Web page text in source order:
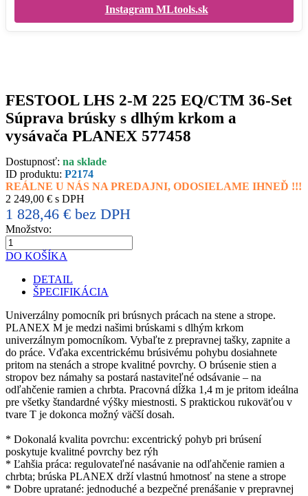
Instagram MLtools.sk
FESTOOL LHS 2-M 225 EQ/CTM 36-Set
Súprava brúsky s dlhým krkom a
vysávača PLANEX 577458
Dostupnosť: na sklade
ID produktu: P2174
REÁLNE U NÁS NA PREDAJNI, ODOSIELAME IHNEĎ !!!
2 249,00 € s DPH
1 828,46 € bez DPH
Množstvo:
DO KOŠÍKA
DETAIL
ŠPECIFIKÁCIA
Univerzálny pomocník pri brúsnych prácach na stene a strope.
PLANEX M je medzi našimi brúskami s dlhým krkom
univerzálnym pomocníkom. Vybaľte z prepravnej tašky, zapnite a
do práce. Vďaka excentrickému brúsivému pohybu dosiahnete
pritom na stenách a strope kvalitné povrchy. O brúsenie stien a
stropov bez námahy sa postará nastaviteľné odsávanie – na
odľahčenie ramien a chrbta. Pracovná dĺžka 1,4 m je pritom ideálna
pre všetky štandardné výšky miestnosti. S praktickou rukoväťou v
tvare T je dokonca možný väčší dosah.
* Dokonalá kvalita povrchu: excentrický pohyb pri brúsení
poskytuje kvalitné povrchy bez rýh
* Ľahšia práca: regulovateľné nasávanie na odľahčenie ramien a
chrbta; brúska PLANEX drží vlastnú hmotnosť na stene a strope
* Dobre upratané: jednoduché a bezpečné prenášanie v prepravnej